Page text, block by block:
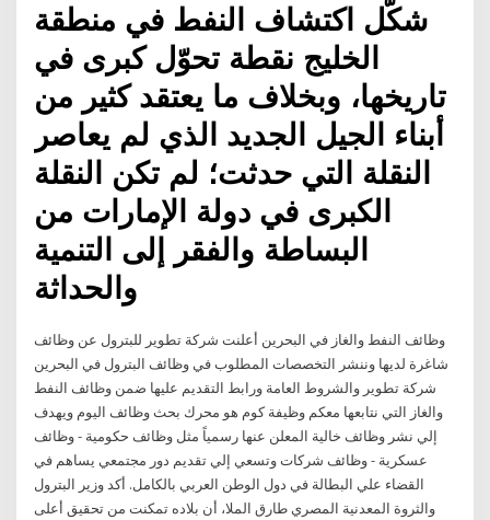
شكّل اكتشاف النفط في منطقة
الخليج نقطة تحوّل كبرى في
تاريخها، وبخلاف ما يعتقد كثير من
أبناء الجيل الجديد الذي لم يعاصر
النقلة التي حدثت؛ لم تكن النقلة
الكبرى في دولة الإمارات من
البساطة والفقر إلى التنمية
والحداثة
وظائف النفط والغاز في البحرين أعلنت شركة تطوير للبترول عن وظائف
شاغرة لديها وننشر التخصصات المطلوب في وظائف البترول في البحرين
شركة تطوير والشروط العامة ورابط التقديم عليها ضمن وظائف النفط
والغاز التي نتابعها معكم وظيفة كوم هو محرك بحث وظائف اليوم ويهدف
إلي نشر وظائف خالية المعلن عنها رسمياً مثل وظائف حكومية - وظائف
عسكرية - وظائف شركات وتسعي إلي تقديم دور مجتمعي يساهم في
القضاء علي البطالة في دول الوطن العربي بالكامل. أكد وزير البترول
والثروة المعدنية المصري طارق الملا، أن بلاده تمكنت من تحقيق أعلى